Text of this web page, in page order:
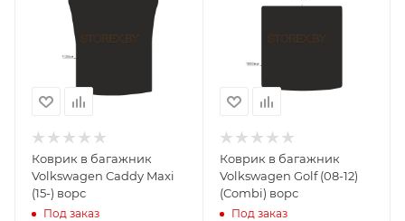
Коврик в багажник
Volkswagen Caddy Maxi
(15-) ворс
Под заказ
Коврик в багажник
Volkswagen Golf (08-12)
(Combi) ворс
Под заказ